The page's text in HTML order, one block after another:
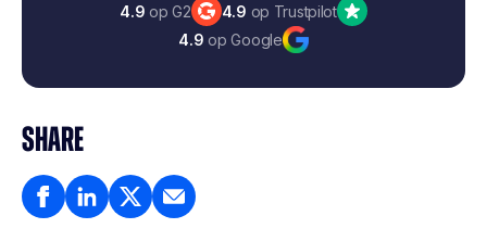
4.9 op G2 4.9 op Trustpilot
4.9 op Google
SHARE